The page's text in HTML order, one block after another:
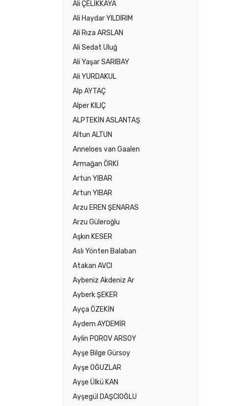
Ali ÇELİKKAYA
Ali Haydar YILDIRIM
Ali Rıza ARSLAN
Ali Sedat Uluğ
Ali Yaşar SARIBAY
Ali YURDAKUL
Alp AYTAÇ
Alper KILIÇ
ALPTEKİN ASLANTAŞ
Altun ALTUN
Anneloes van Gaalen
Armağan ÖRKİ
Artun YIBAR
Artun YIBAR
Arzu EREN ŞENARAS
Arzu Güleroğlu
Aşkın KESER
Aslı Yönten Balaban
Atakan AVCI
Aybeniz Akdeniz Ar
Ayberk ŞEKER
Ayça ÖZEKİN
Aydem AYDEMİR
Aylin POROV ARSOY
Ayşe Bilge Gürsoy
Ayşe OĞUZLAR
Ayşe Ülkü KAN
Ayşegül DAŞCIOĞLU